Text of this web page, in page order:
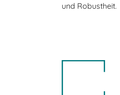
und Robustheit.